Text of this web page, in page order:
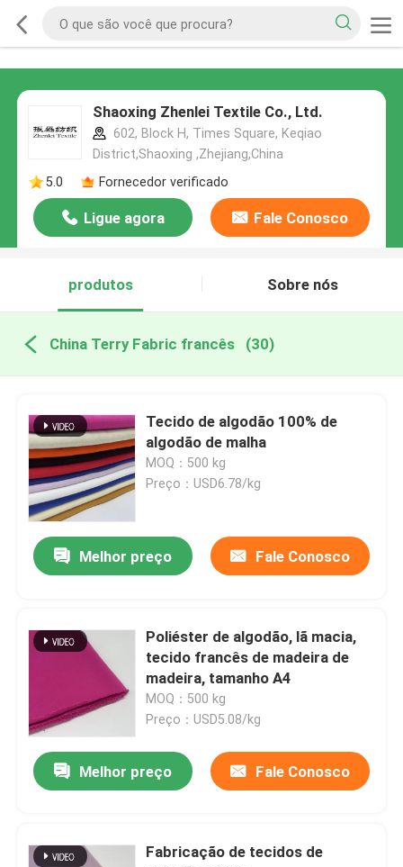
Shaoxing Zhenlei Textile Co., Ltd.
602, Block H, Times Square, Keqiao
District,Shaoxing ,Zhejiang,China
5.0
Fornecedor verificado
Ligue agora Fale Conosco
produtos Sobre nós
China Terry Fabric francês (30)
Tecido de algodão 100% de
algodão de malha
MOQ：500 kg
Preço：USD6.78/kg
Melhor preço Fale Conosco
Poliéster de algodão, lã macia,
tecido francês de madeira de
madeira, tamanho A4
MOQ：500 kg
Preço：USD5.08/kg
Melhor preço Fale Conosco
Fabricação de tecidos de